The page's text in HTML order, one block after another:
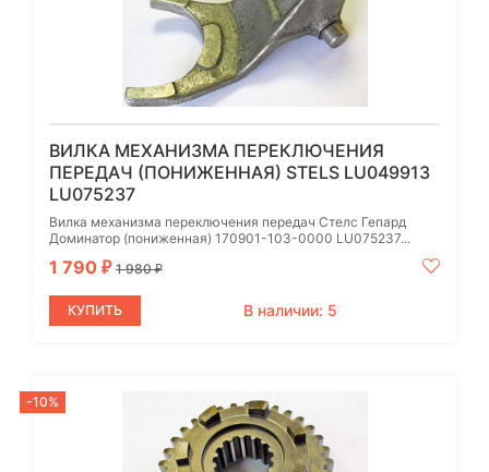
ВИЛКА МЕХАНИЗМА ПЕРЕКЛЮЧЕНИЯ
ПЕРЕДАЧ (ПОНИЖЕННАЯ) STELS LU049913
LU075237
Вилка механизма переключения передач Стелс Гепард
Доминатор (пониженная) 170901-103-0000 LU075237...
1 790 ₽ 1 980₽
КУПИТЬ В наличии: 5
-10%